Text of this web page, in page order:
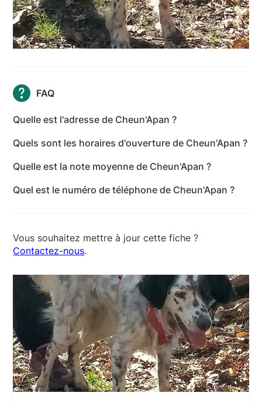
FAQ
Quelle est l'adresse de Cheun'Apan ?
Le Tatre - Charente
Quels sont les horaires d'ouverture de Cheun'Apan ?
suivants : lundi: 08:00-19:30 - mardi: 08:00-19:30 -
mercredi: 08:00-19:30 - jeudi: 08:00-19:30 -
vendredi: 08:00-19:30 - samedi: Fermé - dimanche:
Quelle est la note moyenne de Cheun'Apan ?
de 5 sur 5.
Quel est le numéro de téléphone de Cheun'Apan ?
Vous souhaitez mettre à jour cette fiche ?
Contactez-nous.